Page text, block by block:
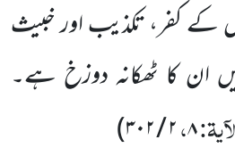
کے کفر، تکذیب اور خبیث
ان کا ٹھکانہ دوزخ ہے۔
۸،۲ / ۳۰۲ )